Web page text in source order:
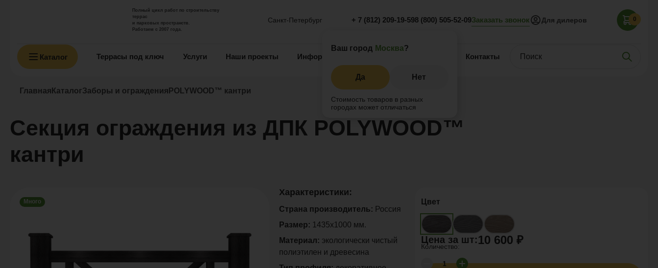
Полный цикл работ по строительству
террас
и парковых пространств.
Работаем с 2007 года.
Санкт-Петербург
Ваш город Москва?
Да Нет
Стоимость товаров в разных
городах может отличаться
+ 7 (812) 209-19-598 (800) 505-52-09Заказать звонок Для дилеров 0
Каталог Террасы под ключ Услуги Наши проекты Информация Контакты
Главная КаталогЗаборы и ограждения POLYWOOD™ кантри
Секция ограждения из ДПК POLYWOOD™
кантри
Много Цвет
Цена за шт:10 600 ₽
Количество:
Характеристики:
Страна производитель: Россия
Размер: 1435х1000 мм.
Материал: экологически чистый
полиэтилен и древесина